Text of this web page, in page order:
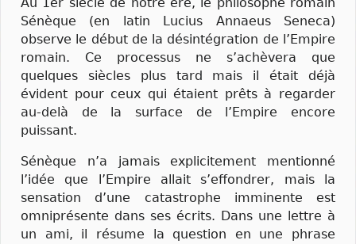
Sénèque (en latin Lucius Annaeus Seneca)
observe le début de la désintégration de l’Empire
romain. Ce processus ne s’achèvera que
quelques siècles plus tard mais il était déjà
évident pour ceux qui étaient prêts à regarder
au-delà de la surface de l’Empire encore
puissant.
Sénèque n’a jamais explicitement mentionné
l’idée que l’Empire allait s’effondrer, mais la
sensation d’une catastrophe imminente est
omniprésente dans ses écrits. Dans une lettre à
un ami, il résume la question en une phrase